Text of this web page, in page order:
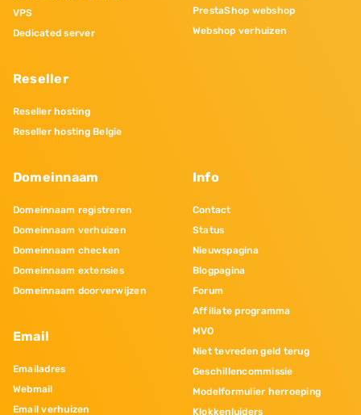
VPS
Dedicated server
Reseller
Reseller hosting
Reseller hosting Belgie
PrestaShop webshop
Webshop verhuizen
Domeinnaam
Domeinnaam registreren
Domeinnaam verhuizen
Domeinnaam checken
Domeinnaam extensies
Domeinnaam doorverwijzen
Email
Emailadres
Webmail
Email verhuizen
Info
Contact
Status
Nieuwspagina
Blogpagina
Forum
Affiliate programma
MVO
Niet tevreden geld terug
Geschillencommissie
Modelformulier herroeping
Klokkenluiders